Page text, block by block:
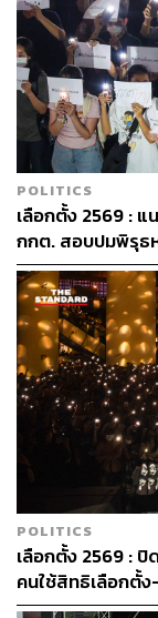
เมื่อเดินเข้าไปอี
กลุ่มชาติพันธุ์ด้วย
ให้ชมและคิดตาม
คนเดินผ่าน เนื่อง
เกลาหรือดัดแปลง
POLITICS
เลือกตั้ง 2569 :
กกต. สอบปมพิรุธ
ใหม่ทั่วประเทศ
POLITICS
เลือกตั้ง 2569 :
คนใช้สิทธิเลือกตั้